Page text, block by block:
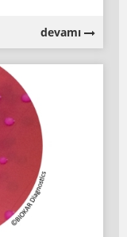
devamı